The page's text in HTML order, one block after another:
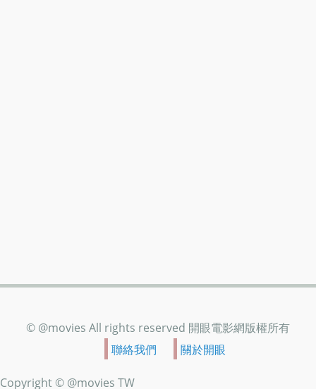
© @movies All rights reserved 開眼電影網版權所有
聯絡我們
關於開眼
Copyright © @movies TW